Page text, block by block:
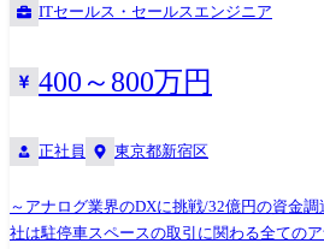
ITセールス・セールスエンジニア
400～800万円
正社員 東京都新宿区
～アナログ業界のDXに挑戦/32億円の資金
社は駐停車スペースの取引に関わる全ての